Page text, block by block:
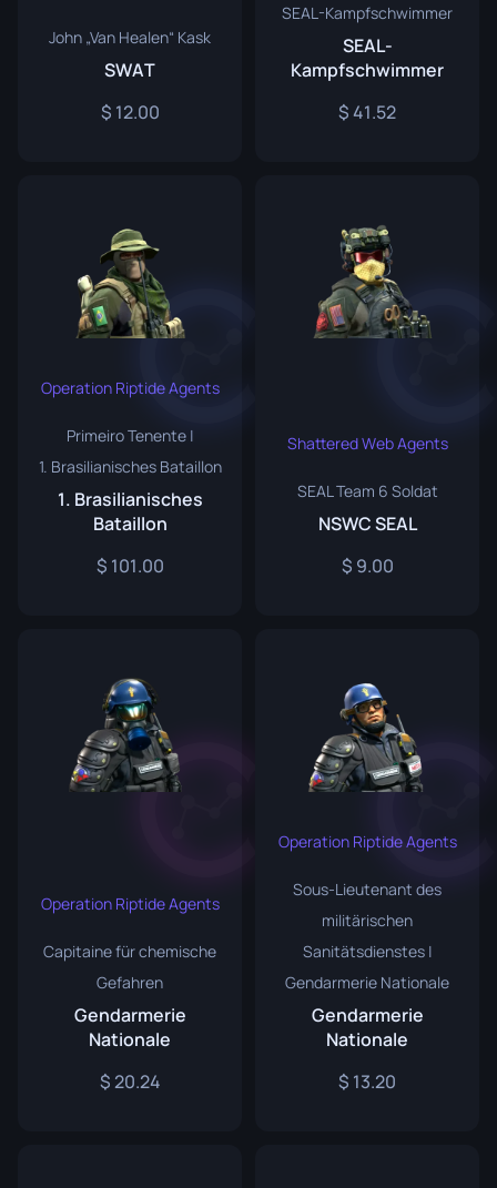
John „Van Healen“ Kask
SWAT
12.00
SEAL-Kampfschwimmer
SEAL-
Kampfschwimmer
41.52
Operation Riptide Agents
Primeiro Tenente |
1. Brasilianisches Bataillon
1. Brasilianisches
Bataillon
101.00
Shattered Web Agents
SEAL Team 6 Soldat
NSWC SEAL
9.00
Operation Riptide Agents
Capitaine für chemische
Gefahren
Gendarmerie
Nationale
20.24
Operation Riptide Agents
Sous-Lieutenant des
militärischen
Sanitätsdienstes |
Gendarmerie Nationale
Gendarmerie
Nationale
13.20